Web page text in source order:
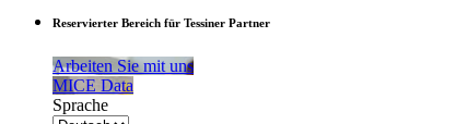
Reservierter Bereich für Tessiner Partner
Arbeiten Sie mit uns
MICE Data
Sprache